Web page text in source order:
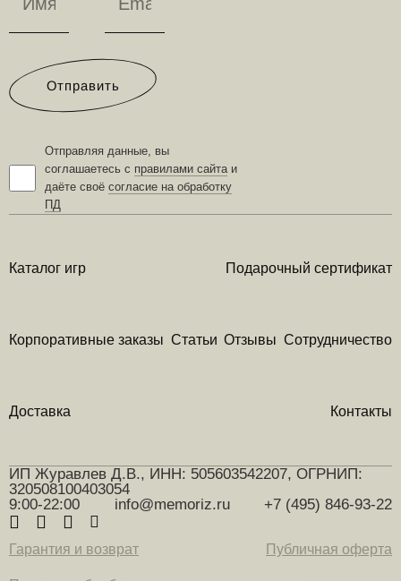
Отправляя данные, вы
соглашаетесь с правилами сайтаи
даёте своё согласие на обработку
ПД
Отправить
Каталог игр Подарочный сертификат
Корпоративные заказы Статьи Отзывы Сотрудничество
Доставка Контакты
ИП Журавлев Д.В., ИНН: 505603542207, ОГРНИП:
320508100403054
9:00-22:00
info@memoriz.ru +7 (495) 846-93-22
Гарантия и возврат Публичная оферта